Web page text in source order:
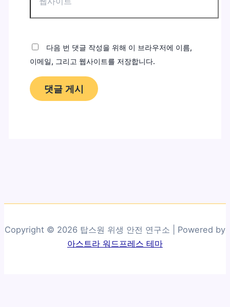
트
다음 번 댓글 작성을 위해 이 브라우저에 이름,
이메일, 그리고 웹사이트를 저장합니다.
Copyright © 2026 탑스원 위생 안전 연구소 | Powered by
아스트라 워드프레스 테마